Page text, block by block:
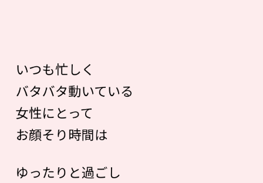
いつも忙しく
バタバタ動いている
女性にとって
お顔そり時間は
ゆったりと過ごし